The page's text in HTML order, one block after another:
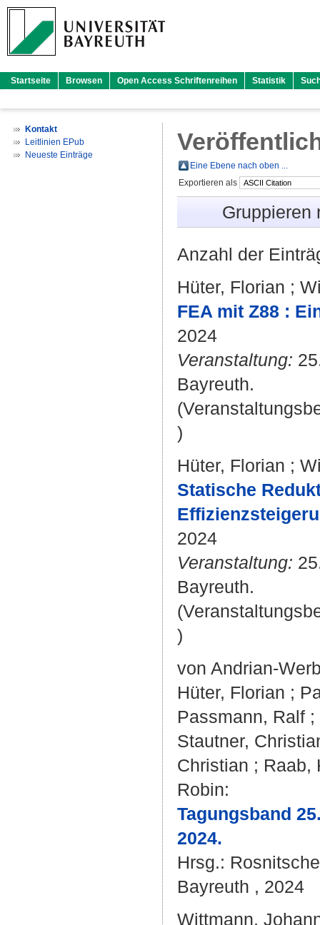
Startseite Browsen Open Access Schriftenreihen Statistik
Kontakt
Leitlinien EPub
Neueste Einträge
Eine Ebene nach oben ...
Exportieren als
Anzahl der
Hüter, Florian ;
FEA mit Z88 :
2024
Veranstaltung:
Bayreuth.
)
Hüter, Florian ;
Statische
2024
Veranstaltung:
Bayreuth.
)
von Andrian-
Hüter, Florian ;
Passmann, Ralf ;
Stautner,
Christian ; Raab,
Robin:
Tagungsband
2024.
Hrsg.:
Bayreuth , 2024
Wittmann,